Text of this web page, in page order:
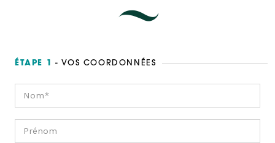
ÉTAPE 1 - VOS COORDONNÉES